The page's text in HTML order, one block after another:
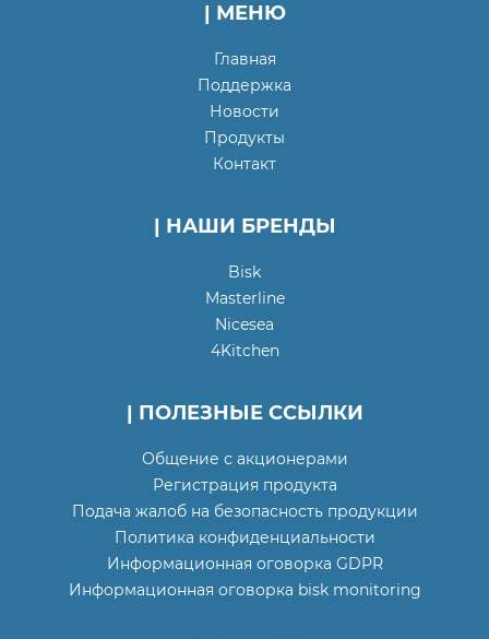
| МЕНЮ
Главная
Поддержка
Новости
Продукты
Контакт
| НАШИ БРЕНДЫ
Bisk
Masterline
Nicesea
4Kitchen
| ПОЛЕЗНЫЕ ССЫЛКИ
Общение с акционерами
Регистрация продукта
Подача жалоб на безопасность продукции
Политика конфиденциальности
Информационная оговорка GDPR
Информационная оговорка bisk monitoring